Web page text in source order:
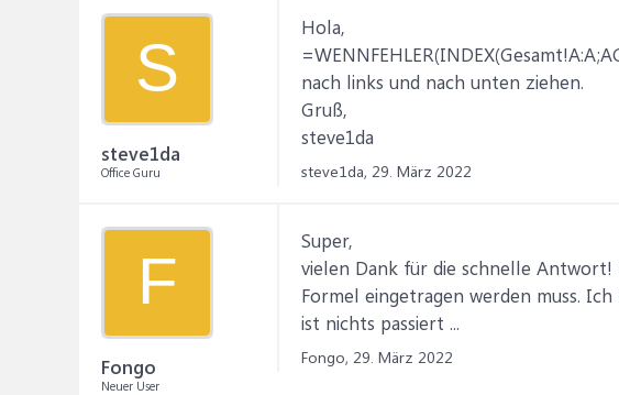
S
steve1da
Office Guru
Hola,
nach links und nach unten ziehen.
Gruß,
steve1da
steve1da, 29. März 2022
F
Fongo
Neuer User
Super,
vielen Dank für die schnelle Antwort!
Formel eingetragen werden muss.
ist nichts passiert ...
Fongo, 29. März 2022